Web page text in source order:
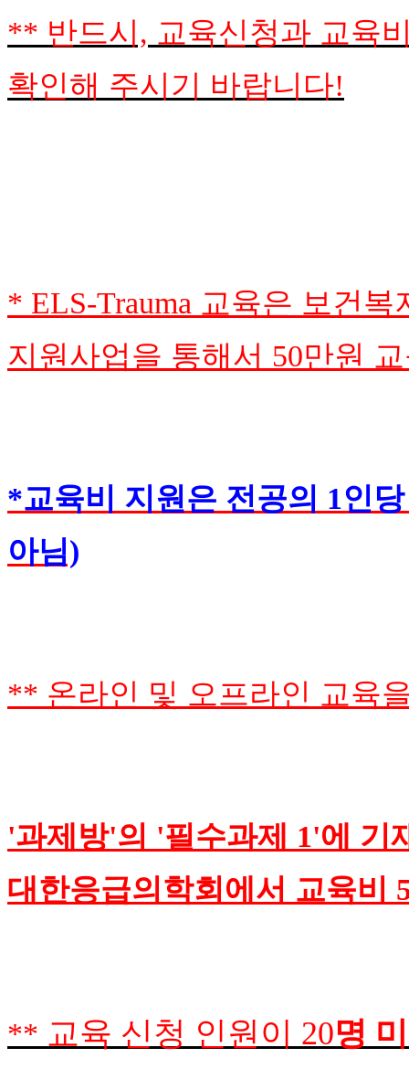
** 반드시, 교육신청과 교육
확인해 주시기 바랍니다!
* ELS-Trauma 교육은 보건
지원사업을 통해서 50만원
*교육비 지원은 전공의 1인
아님)
** 온라인 및 오프라인 교육
'과제방'의 '필수과제 1'에 기
대한응급의학회에서 교육비
** 교육 신청 인원이 20명